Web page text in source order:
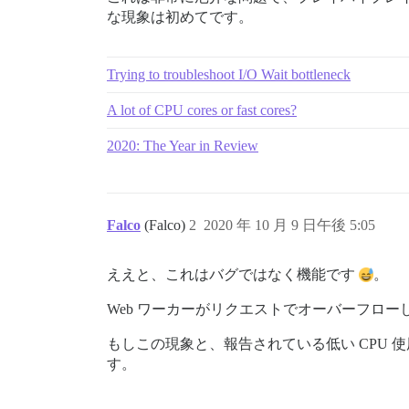
な現象は初めてです。
Trying to troubleshoot I/O Wait bottleneck
A lot of CPU cores or fast cores?
2020: The Year in Review
Falco (Falco) 2020 年 10 月 9 日午後 5:05
2
ええと、これはバグではなく機能です 。
Web ワーカーがリクエストでオーバーフロ
もしこの現象と、報告されている低い CPU
す。